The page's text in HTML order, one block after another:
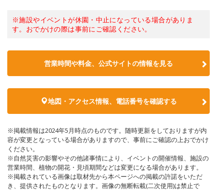
※施設やイベントが休園・中止になっている場合がありま
す。おでかけの際は事前にご確認ください。
営業時間や料金、公式サイトの情報を見る
地図・アクセス情報、電話番号を確認する
※掲載情報は2024年5月時点のものです。随時更新をしておりますが内
容が変更となっている場合がありますので、事前にご確認の上おでかけ
ください。
※自然災害の影響やその他諸事情により、イベントの開催情報、施設の
営業時間、植物の開花・見頃期間などは変更になる場合があります。
※掲載されている画像は取材先から本ページへの掲載の許諾をいただ
き、提供されたものとなります。画像の無断転載(二次使用)は禁止で